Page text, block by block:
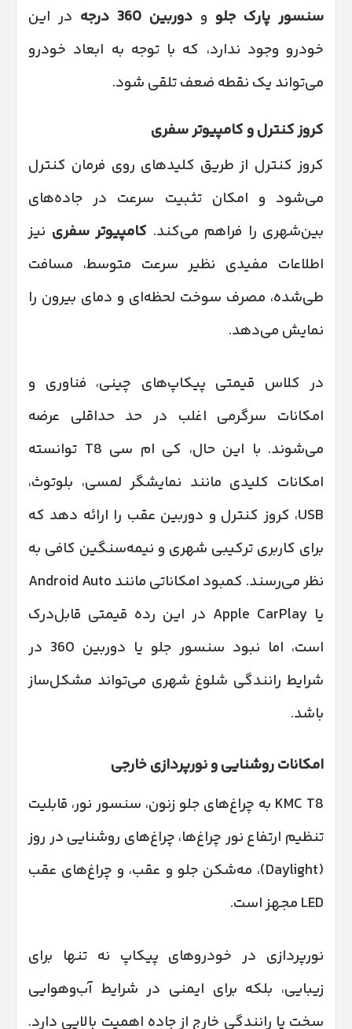
سنسور پارک جلو و دوربین 360 درجه
در این
خودرو وجود ندارد، که با توجه به ابعاد خودرو
می‌تواند یک نقطه ضعف تلقی شود.
کروز کنترل و کامپیوتر سفری
کروز کنترل از طریق کلیدهای روی فرمان کنترل
می‌شود و امکان تثبیت سرعت در جاده‌های
بین‌شهری را فراهم می‌کند. کامپیوتر سفری نیز
اطلاعات مفیدی نظیر سرعت متوسط، مسافت
طی‌شده، مصرف سوخت لحظه‌ای و دمای بیرون را
نمایش می‌دهد.
در کلاس قیمتی پیکاپ‌های چینی، فناوری و
امکانات سرگرمی اغلب در حد حداقلی عرضه
می‌شوند. با این حال، کی ام سی T8 توانسته
امکانات کلیدی مانند نمایشگر لمسی، بلوتوث،
USB، کروز کنترل و دوربین عقب را ارائه دهد که
برای کاربری ترکیبی شهری و نیمه‌سنگین کافی به
نظر می‌رسند. کمبود امکاناتی مانند Android Auto
یا Apple CarPlay در این رده قیمتی قابل‌درک
است، اما نبود سنسور جلو یا دوربین 360 در
شرایط رانندگی شلوغ شهری می‌تواند مشکل‌ساز
باشد.
امکانات روشنایی و نورپردازی خارجی
KMC T8 به چراغ‌های جلو زنون، سنسور نور، قابلیت
تنظیم ارتفاع نور چراغ‌ها، چراغ‌های روشنایی در روز
(Daylight)، مه‌شکن جلو و عقب، و چراغ‌های عقب
LED مجهز است.
نورپردازی در خودروهای پیکاپ نه تنها برای
زیبایی، بلکه برای ایمنی در شرایط آب‌و‌هوایی
سخت یا رانندگی خارج از جاده اهمیت بالایی دارد.